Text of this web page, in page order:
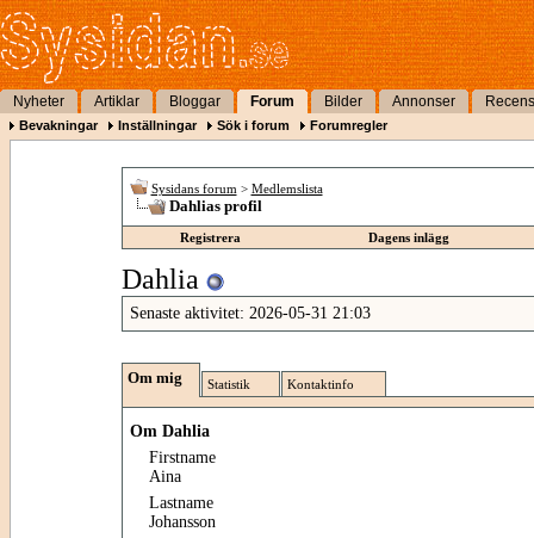
Nyheter Artiklar Bloggar Forum Bilder Annonser
Bevakningar Inställningar Sök i forum Forumregler
Sysidans forum > Medlemslista
Dahlias profil
Registrera Dagens inlägg
Dahlia
Senaste aktivitet: 2026-05-31 21:03
Om mig Statistik Kontaktinfo
Om Dahlia
Firstname
Aina
Lastname
Johansson